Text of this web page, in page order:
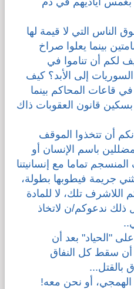
الناس التي لا قيمة لها
بينما يعلوا صراخ
لكم أن تناموا في
السوريات إلى الأبد؟ كيف
قاعات المحاكم بينما
قانون العقوبات ذاك
أن تتخذوا الموقف
باسم الإنسان أو
تماما مع إنسانيتنا
جريمة فيطوبها بطولة،
اللاشرف تلك، لا للمادة
للمرسوم 37.. لكل ذلك ندعوكم/ن لاتخاذ
"الحياد" بعد أن
سقط كل النفاق
بالقتل...
أو نحن معه!